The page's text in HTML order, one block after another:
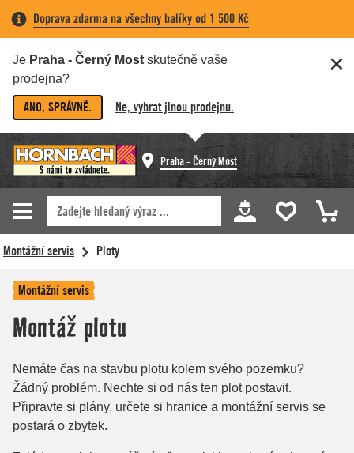
Doprava zdarma na všechny balíky od 1 500 Kč
Je Praha - Černý Most skutečně vaše
prodejna?
ANO, SPRÁVNĚ. Ne, vybrat jinou prodejnu.
Praha - Černý Most